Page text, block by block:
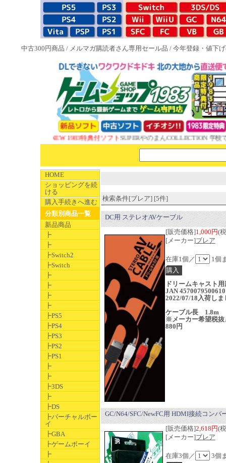
中古300円商品 / メルマガ購読者さん専用セール品 / 今年登録・値下
NEW 1983特典付ソフトSUPERやのまんCOLLECTION 学校であ
HOME
ショッピングを続
ける
購入手続きへ進む
分類別商品一覧
新品商品
┣
┣
┣Switch2
┣Switch
┣
┣
┣
┣
┣PS5
┣PS4
┣PS3
┣PS2
┣PS1
┣
┣
┣3DS
┣
┣DS
┣バーチャルボー
イ
┣GBA
┣ゲームボーイ
┣
検索条件[ブレア] [5件]
DC用 ステレオAVケーブル
[販売価格]1,000円(
[メーカー]ブレア
在庫1個／ 1個
ドリームキャスト
JAN 4570079500610
2022/07/18入荷しま
ケーブル長 1.8m
※メーカー希望税抜
880円
GC/N64/SFC/NewFC用 HDMI接続コンバ
[販売価格]2,618円(
[メーカー]ブレア
在庫3個／ 3個